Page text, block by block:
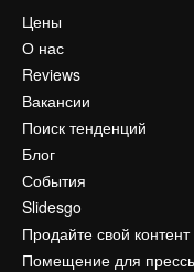
Цены
О нас
Reviews
Вакансии
Поиск тенденций
Блог
События
Slidesgo
Продайте свой контент
Помещение для